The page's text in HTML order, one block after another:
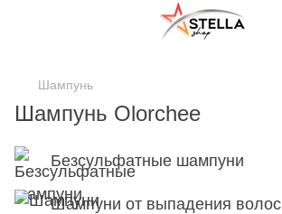
Шампунь
Шампунь Olorchee
Безсульфатные шампуни
Шампуни от выпадения волос